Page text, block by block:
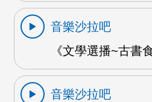
音樂沙拉吧
《文學選播~古書
音樂沙拉吧